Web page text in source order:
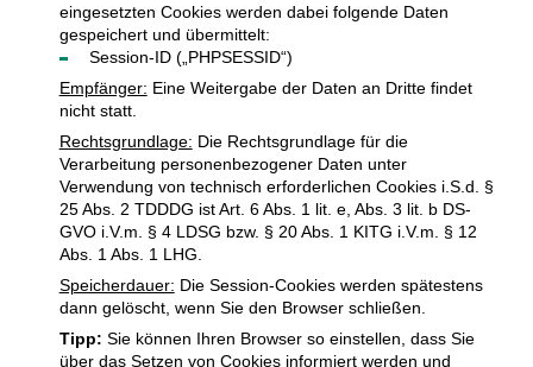
eingesetzten Cookies werden dabei folgende Daten
gespeichert und übermittelt:
Session-ID („PHPSESSID“)
Empfänger: Eine Weitergabe der Daten an Dritte findet
nicht statt.
Rechtsgrundlage: Die Rechtsgrundlage für die
Verarbeitung personenbezogener Daten unter
Verwendung von technisch erforderlichen Cookies i.S.d. §
25 Abs. 2 TDDDG ist Art. 6 Abs. 1 lit. e, Abs. 3 lit. b DS-
GVO i.V.m. § 4 LDSG bzw. § 20 Abs. 1 KITG i.V.m. § 12
Abs. 1 Abs. 1 LHG.
Speicherdauer: Die Session-Cookies werden spätestens
dann gelöscht, wenn Sie den Browser schließen.
Tipp: Sie können Ihren Browser so einstellen, dass Sie
über das Setzen von Cookies informiert werden und